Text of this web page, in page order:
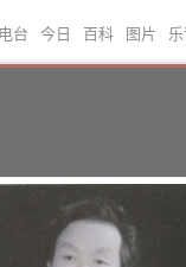
电台 今日 百科 图片